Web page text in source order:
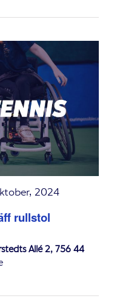
rullstol
2024
Allé 2, 756 44